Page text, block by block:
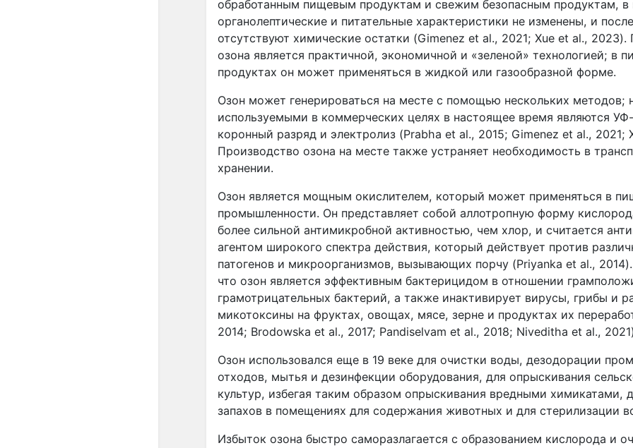
обработанным пищевым продуктам и свежим безопасным продуктам, в
органолептические и питательные характеристики не изменены, и
отсутствуют химические остатки (Gimenez et al., 2021; Xue et al.,
озона является практичной, экономичной и «зеленой» технологией; в
продуктах он может применяться в жидкой или газообразной форме.
Озон может генерироваться на месте с помощью нескольких методов;
используемыми в коммерческих целях в настоящее время являются
коронный разряд и электролиз (Prabha et al., 2015; Gimenez et al., 2021;
Производство озона на месте также устраняет необходимость в
хранении.
Озон является мощным окислителем, который может применяться в
промышленности. Он представляет собой аллотропную форму
более сильной антимикробной активностью, чем хлор, и считается
агентом широкого спектра действия, который действует против
патогенов и микроорганизмов, вызывающих порчу (Priyanka et al.,
что озон является эффективным бактерицидом в отношении
грамотрицательных бактерий, а также инактивирует вирусы, грибы и
микотоксины на фруктах, овощах, мясе, зерне и продуктах их
2014; Brodowska et al., 2017; Pandiselvam et al., 2018; Niveditha et al.,
Озон использовался еще в 19 веке для очистки воды, дезодорации
отходов, мытья и дезинфекции оборудования, для опрыскивания
культур, избегая таким образом опрыскивания вредными химикатами,
запахов в помещениях для содержания животных и для стерилизации
Избыток озона быстро саморазлагается с образованием кислорода и